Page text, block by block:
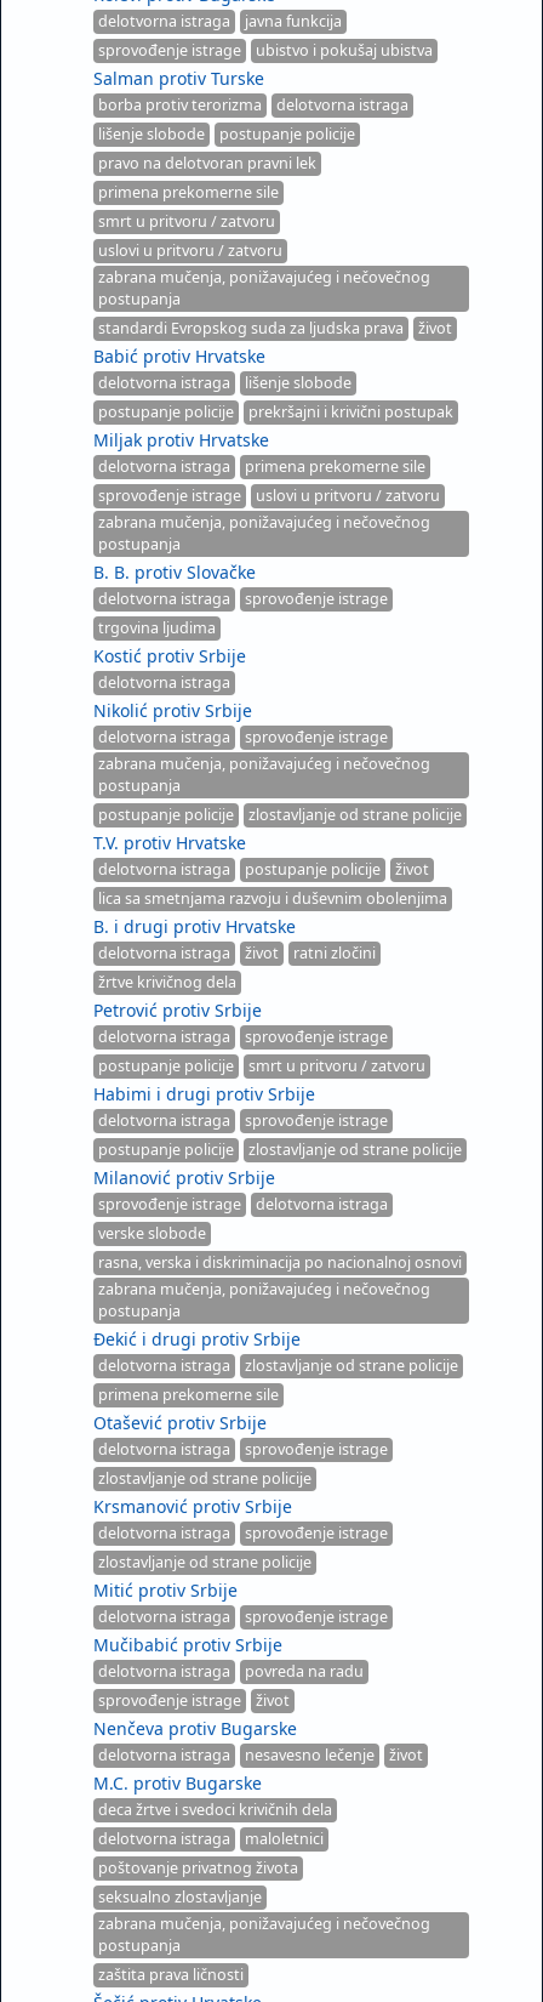
delotvorna istraga
javna funkcija
sprovođenje istrage
ubistvo i pokušaj ubistva
Salman protiv Turske
borba protiv terorizma
delotvorna istraga
lišenje slobode
postupanje policije
pravo na delotvoran pravni lek
primena prekomerne sile
smrt u pritvoru / zatvoru
uslovi u pritvoru / zatvoru
zabrana mučenja, ponižavajućeg i nečovečnog
postupanja
standardi Evropskog suda za ljudska prava
život
Babić protiv Hrvatske
delotvorna istraga
lišenje slobode
postupanje policije
prekršajni i krivični postupak
Miljak protiv Hrvatske
delotvorna istraga
primena prekomerne sile
sprovođenje istrage
uslovi u pritvoru / zatvoru
zabrana mučenja, ponižavajućeg i nečovečnog
postupanja
B. B. protiv Slovačke
delotvorna istraga
sprovođenje istrage
trgovina ljudima
Kostić protiv Srbije
delotvorna istraga
Nikolić protiv Srbije
delotvorna istraga
sprovođenje istrage
zabrana mučenja, ponižavajućeg i nečovečnog
postupanja
postupanje policije
zlostavljanje od strane policije
T.V. protiv Hrvatske
delotvorna istraga postupanje policije
život
lica sa smetnjama razvoju i duševnim obolenjima
B. i drugi protiv Hrvatske
delotvorna istraga život
ratni zločini
žrtve krivičnog dela
Petrović protiv Srbije
delotvorna istraga
sprovođenje istrage
postupanje policije
smrt u pritvoru / zatvoru
Habimi i drugi protiv Srbije
delotvorna istraga
sprovođenje istrage
postupanje policije
zlostavljanje od strane policije
Milanović protiv Srbije
sprovođenje istrage
delotvorna istraga
verske slobode
rasna, verska i diskriminacija po nacionalnoj osnovi
zabrana mučenja, ponižavajućeg i nečovečnog
postupanja
Đekić i drugi protiv Srbije
delotvorna istraga
zlostavljanje od strane policije
primena prekomerne sile
Otašević protiv Srbije
delotvorna istraga
sprovođenje istrage
zlostavljanje od strane policije
Krsmanović protiv Srbije
delotvorna istraga
sprovođenje istrage
zlostavljanje od strane policije
Mitić protiv Srbije
delotvorna istraga sprovođenje istrage
Mučibabić protiv Srbije
delotvorna istraga
povreda na radu
sprovođenje istrage
život
Nenčeva protiv Bugarske
delotvorna istraga nesavesno lečenje život
M.C. protiv Bugarske
deca žrtve i svedoci krivičnih dela
delotvorna istraga
maloletnici
poštovanje privatnog života
seksualno zlostavljanje
zabrana mučenja, ponižavajućeg i nečovečnog
postupanja
zaštita prava ličnosti